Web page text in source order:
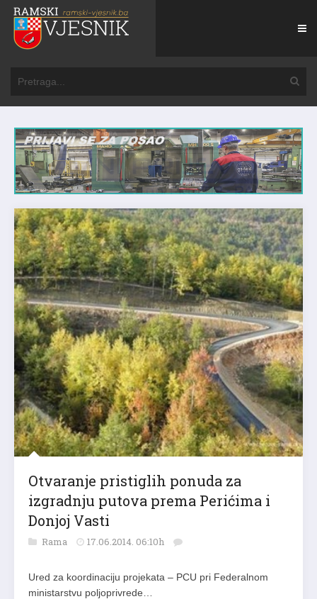
Otvaranje pristiglih ponuda za
izgradnju putova prema Perićima i
Donjoj Vasti
Rama 17.06.2014. 06:10h
Ured za koordinaciju projekata – PCU pri Federalnom
ministarstvu poljoprivrede…